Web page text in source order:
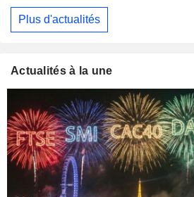
Plus d'actualités
Actualités à la une